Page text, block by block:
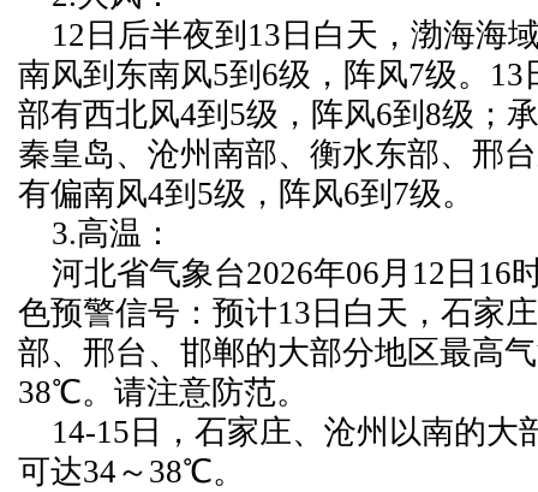
12日后半夜到13日白天，渤海海
南风到东南风5到6级，阵风7级。
部有西北风4到5级，阵风6到8级；
秦皇岛、沧州南部、衡水东部、邢
有偏南风4到5级，阵风6到7级。
3.高温：
河北省气象台2026年06月12日16
色预警信号：预计13日白天，石家
部、邢台、邯郸的大部分地区最高
38℃。请注意防范。
14-15日，石家庄、沧州以南的大
可达34～38℃。